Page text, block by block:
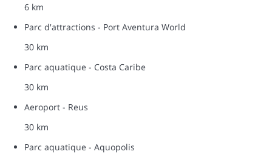
6 km
Parc d'attractions - Port Aventura World
30 km
Parc aquatique - Costa Caribe
30 km
Aeroport - Reus
30 km
Parc aquatique - Aquopolis